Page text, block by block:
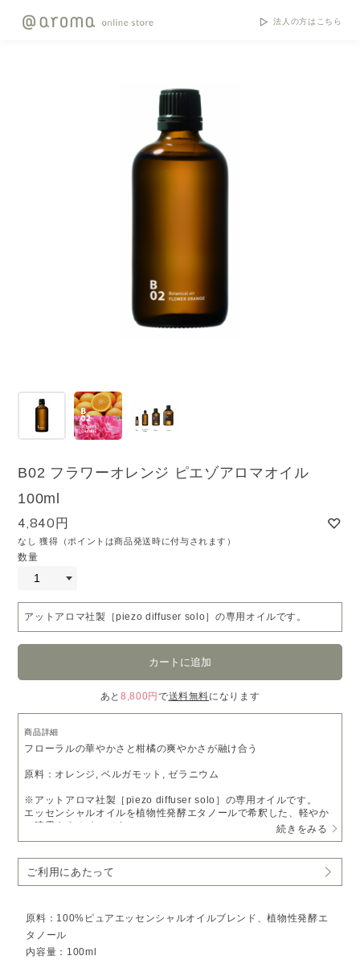
法人の方はこちら
B02 フラワーオレンジ ピエゾアロマオイル
100ml
4,840円
なし 獲得（ポイントは商品発送時に付与されます）
数量
アットアロマ社製［piezo diffuser solo］の専用オイルです。
あと8,800円 で送料無料になります
商品詳細
フローラルの華やかさと柑橘の爽やかさが融け合う
原料：オレンジ, ベルガモット, ゼラニウム
※アットアロマ社製［piezo diffuser solo］の専用オイルです。
エッセンシャルオイルを植物性発酵エタノールで希釈した、軽やか
に噴霧するオイルです。
続きをみる
ご利用にあたって
原料：100%ピュアエッセンシャルオイルブレンド、植物性発酵エ
タノール
内容量：100ml